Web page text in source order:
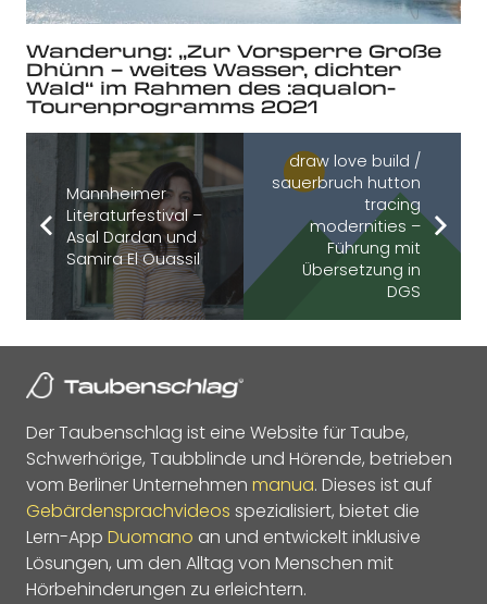
Wanderung: „Zur Vorsperre Große
Dhünn – weites Wasser, dichter
Wald“ im Rahmen des :aqualon-
Tourenprogramms 2021
Mannheimer
Literaturfestival –
Asal Dardan und
Samira El Ouassil
draw love build /
sauerbruch hutton
tracing
modernities –
Führung mit
Übersetzung in
DGS
Der Taubenschlag ist eine Website für Taube,
Schwerhörige, Taubblinde und Hörende, betrieben
vom Berliner Unternehmen manua. Dieses ist auf
Gebärdensprachvideos spezialisiert, bietet die
Lern-App Duomano an und entwickelt inklusive
Lösungen, um den Alltag von Menschen mit
Hörbehinderungen zu erleichtern.